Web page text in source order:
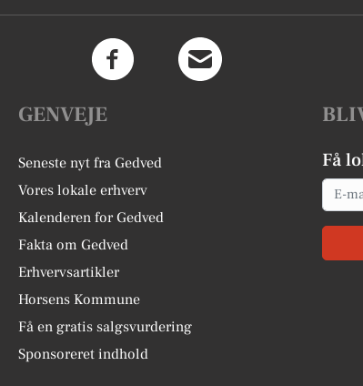
GENVEJE
Seneste nyt fra Gedved
Vores lokale erhverv
Kalenderen for Gedved
Fakta om Gedved
Erhvervsartikler
Horsens Kommune
Få en gratis salgsvurdering
Sponsoreret indhold
Få
Email